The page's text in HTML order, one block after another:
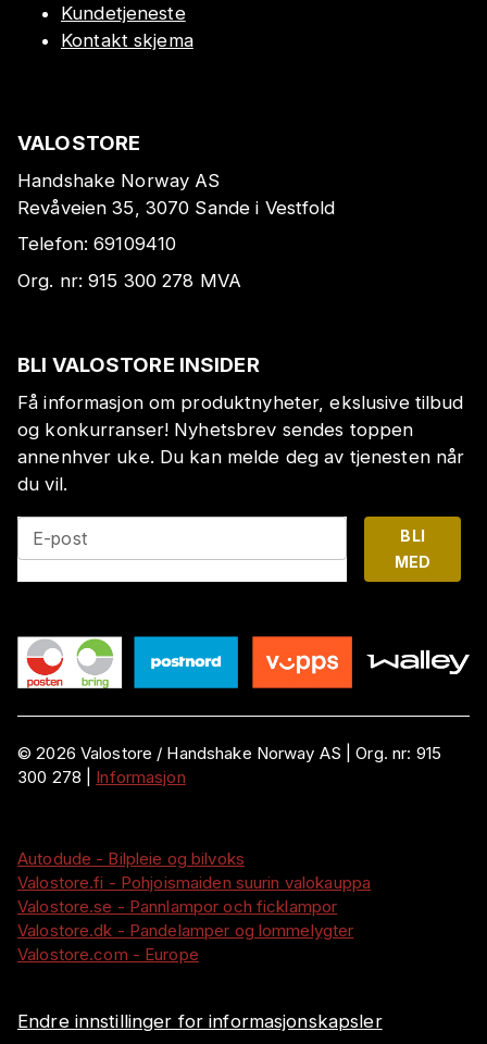
Kundetjeneste
Kontakt skjema
VALOSTORE
Handshake Norway AS
Revåveien 35, 3070 Sande i Vestfold
Telefon:69109410
Org. nr:915 300 278 MVA
BLI VALOSTORE INSIDER
Få informasjon om produktnyheter, ekslusive tilbud
og konkurranser! Nyhetsbrev sendes toppen
annenhver uke. Du kan melde deg av tjenesten når
du vil.
E-post
BLI
MED
©2026 Valostore / Handshake Norway AS |Org. nr: 915
300 278
Informasjon
Autodude - Bilpleie og bilvoks
Valostore.fi - Pohjoismaiden suurin valokauppa
Valostore.se - Pannlampor och ficklampor
Valostore.dk - Pandelamper og lommelygter
Valostore.com - Europe
Endre innstillinger for informasjonskapsler